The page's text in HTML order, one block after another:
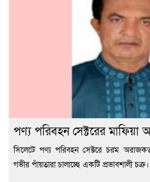
পণ্য পরিবহন সেক্টরের
সিলেটে পণ্য পরিবহন সেক্টরে চরম
গভীর পাঁয়তারা চালাচ্ছে একটি প্রভাবশালী